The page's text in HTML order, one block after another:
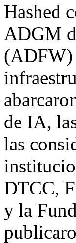
Hashed
ADGM
(ADFW)
de IA,
las
DTCC,
y la